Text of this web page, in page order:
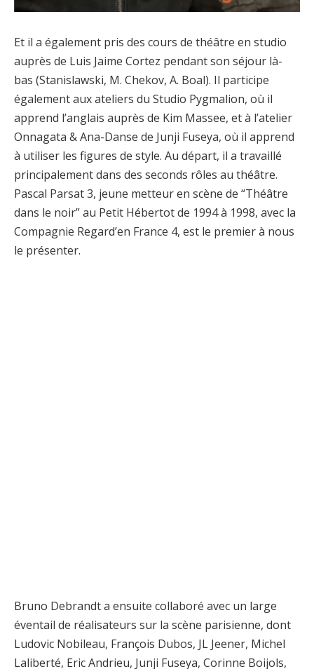
Et il a également pris des cours de théâtre en studio
auprès de Luis Jaime Cortez pendant son séjour là-
bas (Stanislawski, M. Chekov, A. Boal). Il participe
également aux ateliers du Studio Pygmalion, où il
apprend l’anglais auprès de Kim Massee, et à l’atelier
Onnagata & Ana-Danse de Junji Fuseya, où il apprend
à utiliser les figures de style. Au départ, il a travaillé
principalement dans des seconds rôles au théâtre.
Pascal Parsat 3, jeune metteur en scène de “Théâtre
dans le noir” au Petit Hébertot de 1994 à 1998, avec la
Compagnie Regard’en France 4, est le premier à nous
le présenter.
Bruno Debrandt a ensuite collaboré avec un large
éventail de réalisateurs sur la scène parisienne, dont
Ludovic Nobileau, François Dubos, JL Jeener, Michel
Laliberté, Eric Andrieu, Junji Fuseya, Corinne Boijols,